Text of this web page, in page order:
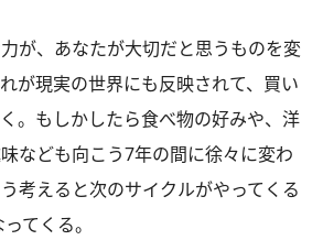
が、あなたが大切だと思うものを変
が現実の世界にも反映されて、買い
。もしかしたら食べ物の好みや、洋
なども向こう7年の間に徐々に変わ
考えると次のサイクルがやってくる
てくる。